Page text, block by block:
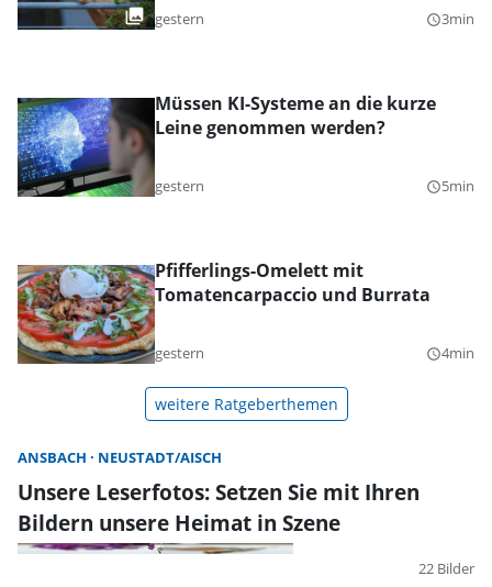
gestern query_builder3min
Müssen KI-Systeme an die kurze
Leine genommen werden?
gestern query_builder5min
Pfifferlings-Omelett mit
Tomatencarpaccio und Burrata
gestern query_builder4min
weitere Ratgeberthemen
ANSBACH NEUSTADT/AISCH
Unsere Leserfotos: Setzen Sie mit Ihren
Bildern unsere Heimat in Szene
22 Bilder